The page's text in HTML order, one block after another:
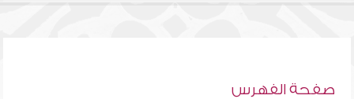
صفحة الفهرس